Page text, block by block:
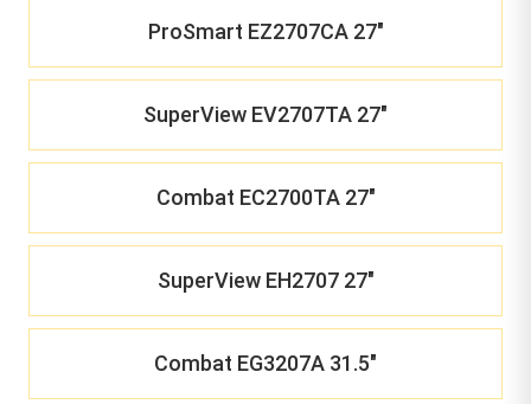
ProSmart EZ2707CA 27"
SuperView EV2707TA 27"
Combat EC2700TA 27"
SuperView EH2707 27"
Combat EG3207A 31.5"